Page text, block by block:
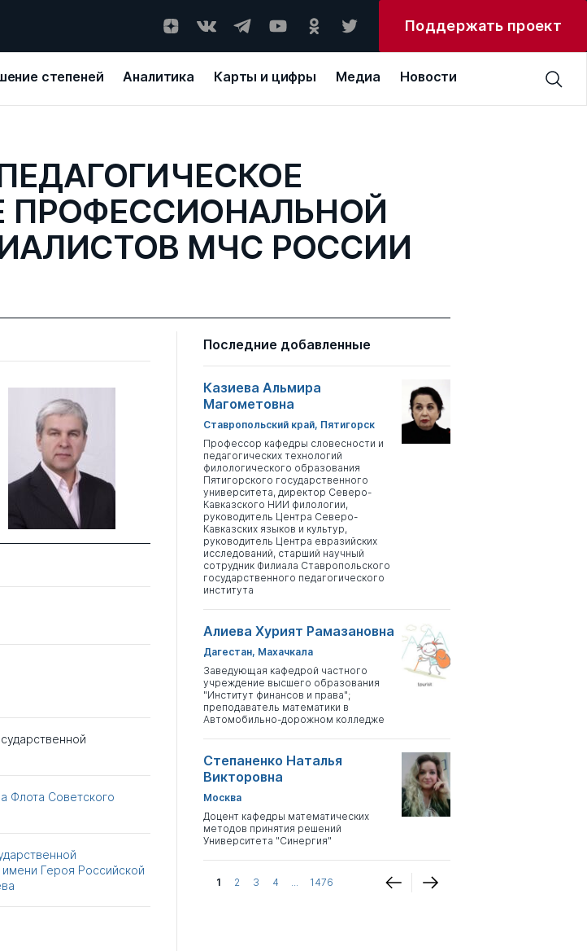
Поддержать проект
степеней Аналитика Карты и цифры Медиа Новости
ПРОФЕССИОНАЛЬНОЙ
МЧС РОССИИ
Флота Советского
Героя Российской
Последние добавленные
Казиева Альмира
Магометовна
Ставропольский край, Пятигорск
Профессор кафедры словесности и
педагогических технологий
филологического образования
Пятигорского государственного
университета, директор Северо-
Кавказского НИИ филологии,
руководитель Центра Северо-
Кавказских языков и культур,
руководитель Центра евразийских
исследований, старший научный
сотрудник Филиала Ставропольского
государственного педагогического
института
Алиева Хурият Рамазановна
Дагестан, Махачкала
Заведующая кафедрой частного
учреждение высшего образования
"Институт финансов и права";
преподаватель математики в
Автомобильно-дорожном колледже
Степаненко Наталья
Викторовна
Москва
Доцент кафедры математических
методов принятия решений
Университета "Синергия"
1 2 3 4 ... 1476